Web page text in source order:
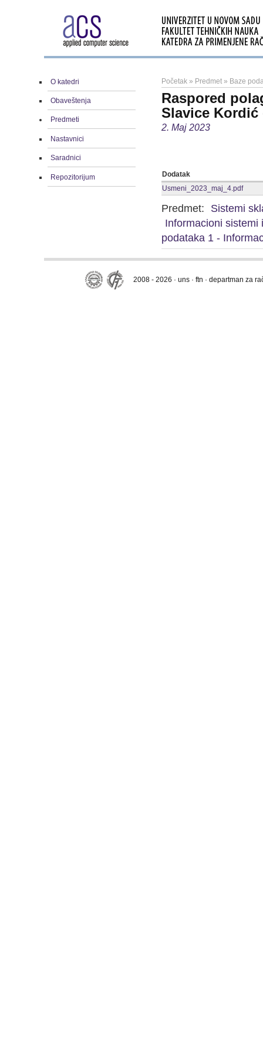
O katedri
Obaveštenja
Predmeti
Nastavnici
Saradnici
Repozitorijum
Početak » Predmet » Baze
Raspored
Slavice Kordić
2. Maj 2023
Dodatak
Usmeni_2023_maj_4.pdf
Predmet:
Sistemi
Informacioni sistemi
podataka 1 -
2008 - 2026 · uns · ftn · departman za